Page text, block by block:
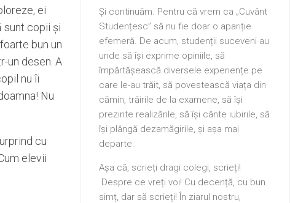
ei
sunt copii și
bun un
un desen. A
nu îi
Nu
cu
elevii
Și continuăm. Pentru că vrem ca „Cuvânt
Studențesc” să nu fie doar o apariție
efemeră. De acum, studenții suceveni au
unde să își exprime opiniile, să
împărtășească diversele experiențe pe
care le-au trăit, să povestească viața din
cămin, trăirile de la examene, să își
prezinte realizările, să își cânte iubirile, să
își plângă dezamăgirile, și așa mai
departe.
Așa că, scrieți dragi colegi, scrieți!
Despre ce vreți voi! Cu decență, cu bun
simț, dar să scrieți! În ziarul nostru,